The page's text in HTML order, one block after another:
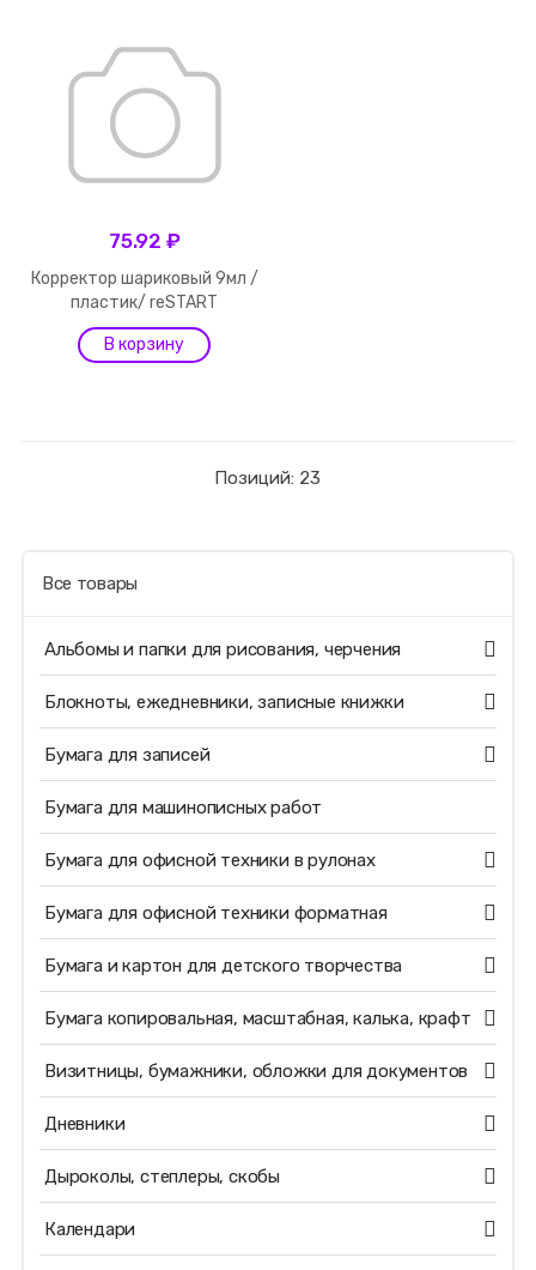
75.92 ₽
Корректор шариковый 9мл /
пластик/ reSTART
Позиций: 23
Все товары
Альбомы и папки для рисования, черчения
Блокноты, ежедневники, записные книжки
Бумага для записей
Бумага для машинописных работ
Бумага для офисной техники в рулонах
Бумага для офисной техники форматная
Бумага и картон для детского творчества
Бумага копировальная, масштабная, калька, крафт
Визитницы, бумажники, обложки для документов
Дневники
Дыроколы, степлеры, скобы
Календари